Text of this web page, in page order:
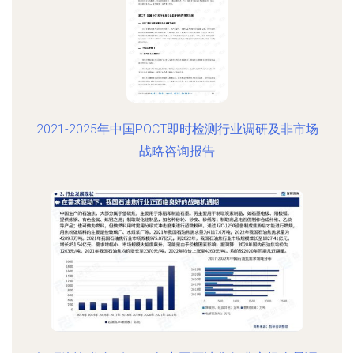
2021-2025年中国POCT即时检测行业调研及非市场
战略咨询报告